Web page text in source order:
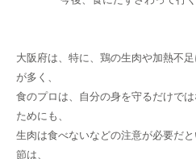
大阪府は、特に、鶏の生肉や加熱不
が多く、
食のプロは、自分の身を守るだけで
ためにも、
生肉は食べないなどの注意が必要だ
節は、